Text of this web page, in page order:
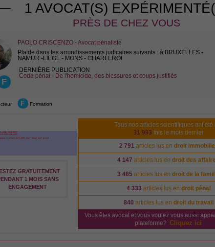
1 AVOCAT(S)
PRÈS DE CHEZ VOUS
F
PAOLO CRISCENZO - Avocat pénaliste
Plaide dans les arrondissements judicaires suivants : à BRUXELLES -
NAMUR -LIEGE - MONS - CHARLEROI
DERNIÈRE PUBLICATION
Code pénal - De l'homicide, des blessures et coups justifiés
F Formation
GRATUITEMENT
1 MOIS SANS
ENGAGEMENT
Tous nos articles scientifiques ont été
31 993 fois le mois dernier
2 791 articles lus endroit
4 147 articles lus endroit des
3 485 articles lus endroit de la
4 333 articles lus en droit pénal
840 articles lus en droit du travail
Vous êtes avocat et vous voulez vous aussi
plateforme? Cliquez ici